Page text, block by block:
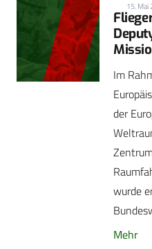
15. Mai
Im
der
wurde
Mehr